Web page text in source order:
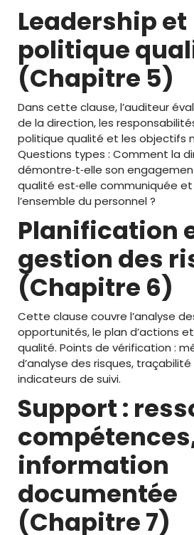
Leadership et
politique
(Chapitre 5)
Dans cette clause, l’auditeur
de la direction, les
politique qualité et les objectifs
Questions types : Comment la
démontre‑t‑elle son
qualité est‑elle communiquée
l’ensemble du personnel ?
Planification
gestion des
(Chapitre 6)
Cette clause couvre l’analyse
opportunités, le plan d’actions
qualité. Points de vérification :
d’analyse des risques,
indicateurs de suivi.
Support :
information
documentée
(Chapitre 7)